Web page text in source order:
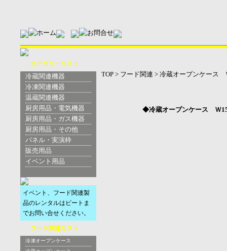
カテゴリーリスト
冷蔵関連機器
冷凍関連機器
温蔵関連機器
厨房用品・電気機器
厨房用品・ガス機器
厨房用品・その他
パネル・実演枠
販売用品
イベント用品
イベント、フード関連製
品のレンタルはビートま
でお問い合せください。
フード関連リスト
冷凍オープンケース
TOP > フード関連 > 冷蔵オープンケース
◆冷蔵オープンケース Ｗ